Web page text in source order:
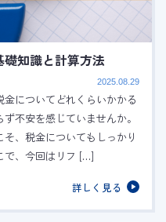
知識と計算方法
2025.08.29
についてどれくらいかかる
不安を感じていませんか。
、税金についてもしっかり
で、今回はリフ […]
詳しく見る